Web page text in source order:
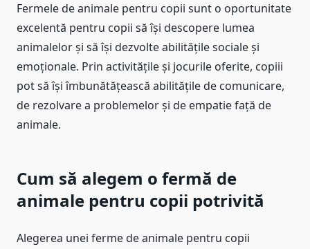
Fermele de animale pentru copii sunt o oportunitate
excelentă pentru copii să își descopere lumea
animalelor și să își dezvolte abilitățile sociale și
emoționale. Prin activitățile și jocurile oferite, copiii
pot să își îmbunătățească abilitățile de comunicare,
de rezolvare a problemelor și de empatie față de
animale.
Cum să alegem o fermă de
animale pentru copii potrivită
Alegerea unei ferme de animale pentru copii